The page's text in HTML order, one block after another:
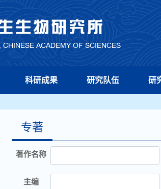
科研成果 研究队伍 研
专著
著作名称
主编